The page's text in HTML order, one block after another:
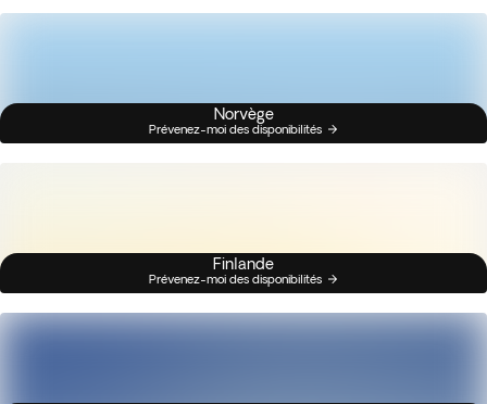
Norvège
Prévenez-moi des disponibilités
Finlande
Prévenez-moi des disponibilités